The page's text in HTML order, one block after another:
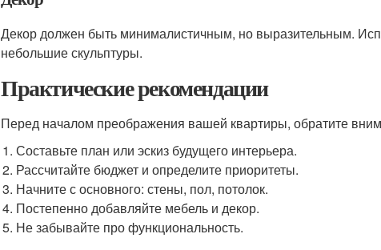
Декор должен быть минималистичным, но выразительным.
небольшие скульптуры.
Практические рекомендации
Перед началом преображения вашей квартиры, обратите
Составьте план или эскиз будущего интерьера.
Рассчитайте бюджет и определите приоритеты.
Начните с основного: стены, пол, потолок.
Постепенно добавляйте мебель и декор.
Не забывайте про функциональность.